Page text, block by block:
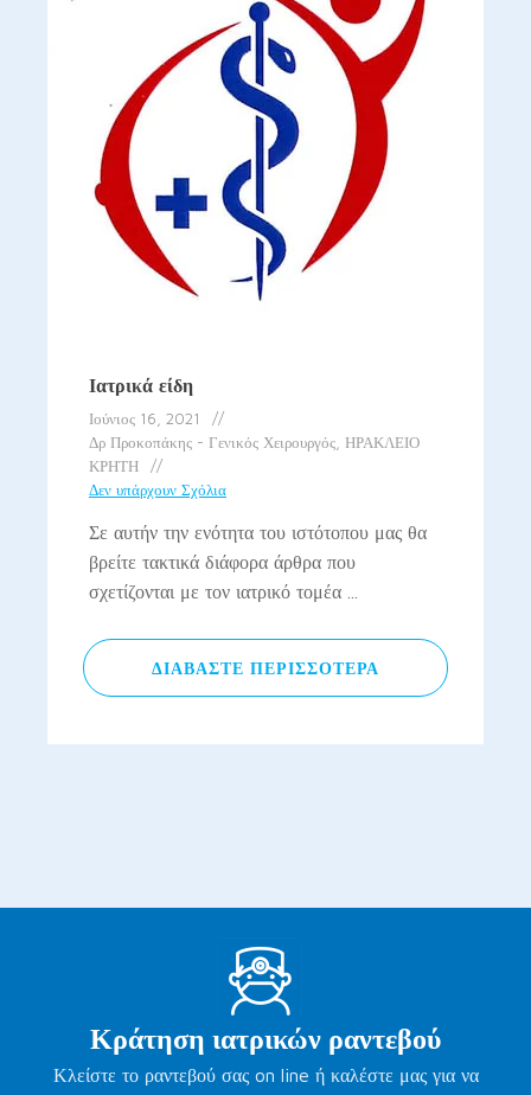
Ιατρικά είδη
Ιούνιος 16, 2021
Δρ Προκοπάκης - Γενικός Χειρουργός, ΗΡΑΚΛΕΙΟ
ΚΡΗΤΗ
Δεν υπάρχουν Σχόλια
Σε αυτήν την ενότητα του ιστότοπου μας θα
βρείτε τακτικά διάφορα άρθρα που
σχετίζονται με τον ιατρικό τομέα ...
ΔΙΑΒΆΣΤΕ ΠΕΡΙΣΣΌΤΕΡΑ
Κράτηση ιατρικών ραντεβού
Κλείστε το ραντεβού σας on line ή καλέστε μας για να